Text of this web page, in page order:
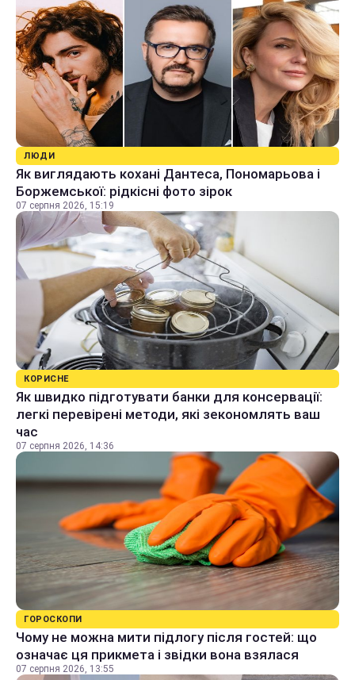
ЛЮДИ
Як виглядають кохані Дантеса, Пономарьова і
Боржемської: рідкісні фото зірок
07 серпня 2026, 15:19
КОРИСНЕ
Як швидко підготувати банки для консервації:
легкі перевірені методи, які зекономлять ваш
час
07 серпня 2026, 14:36
ГОРОСКОПИ
Чому не можна мити підлогу після гостей: що
означає ця прикмета і звідки вона взялася
07 серпня 2026, 13:55